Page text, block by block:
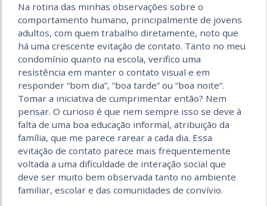
Na rotina das minhas observações sobre o
comportamento humano, principalmente de jovens
adultos, com quem trabalho diretamente, noto que
há uma crescente evitação de contato. Tanto no meu
condomínio quanto na escola, verifico uma
resistência em manter o contato visual e em
responder “bom dia”, “boa tarde” ou “boa noite”.
Tomar a iniciativa de cumprimentar então? Nem
pensar. O curioso é que nem sempre isso se deve à
falta de uma boa educação informal, atribuição da
família, que me parece rarear a cada dia. Essa
evitação de contato parece mais frequentemente
voltada a uma dificuldade de interação social que
deve ser muito bem observada tanto no ambiente
familiar, escolar e das comunidades de convívio.